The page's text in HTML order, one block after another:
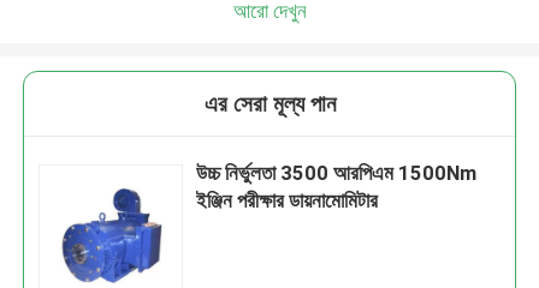
আরো দেখুন
এর সেরা মূল্য পান
উচ্চ নির্ভুলতা 3500 আরপিএম 1500Nm
ইঞ্জিন পরীক্ষার ডায়নামোমিটার